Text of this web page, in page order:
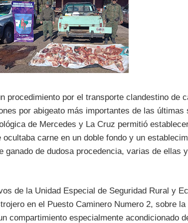
procedimiento por el transporte clandestino de
por abigeato más importantes de las últimas
de Mercedes y La Cruz permitió
carne en un doble fondo y un
ganado de dudosa procedencia, varias de ellas
de la Unidad Especial de Seguridad Rural y
en el Puesto Caminero Numero 2, sobre la
compartimiento especialmente acondicionado